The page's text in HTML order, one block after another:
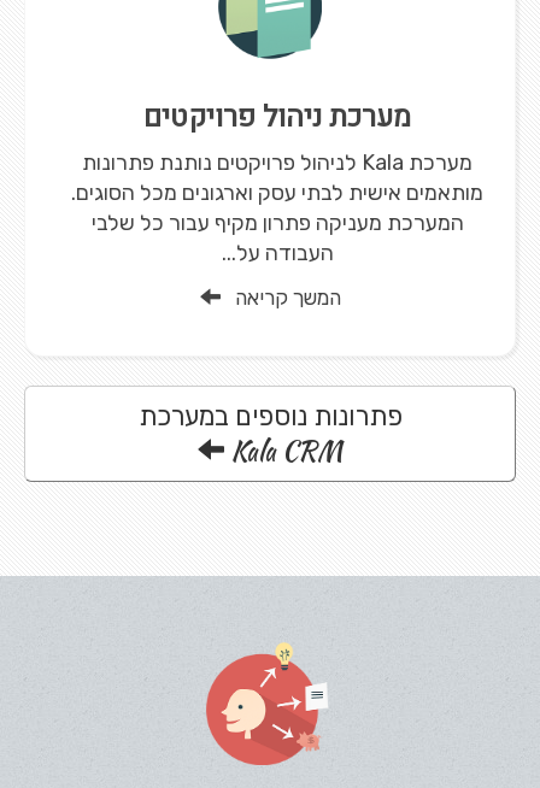
מערכת ניהול פרויקטים
מערכת Kala לניהול פרויקטים נותנת פתרונות
מותאמים אישית לבתי עסק וארגונים מכל הסוגים.
המערכת מעניקה פתרון מקיף עבור כל שלבי
העבודה על...
המשך קריאה
פתרונות נוספים במערכת
Kala CRM